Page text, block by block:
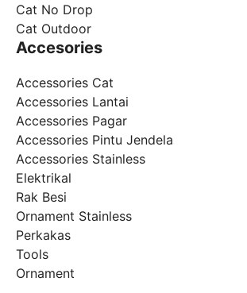
Cat No Drop
Cat Outdoor
Accesories
Accessories Cat
Accessories Lantai
Accessories Pagar
Accessories Pintu Jendela
Accessories Stainless
Elektrikal
Rak Besi
Ornament Stainless
Perkakas
Tools
Ornament